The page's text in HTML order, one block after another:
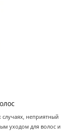
неприятный
уходом для волос и